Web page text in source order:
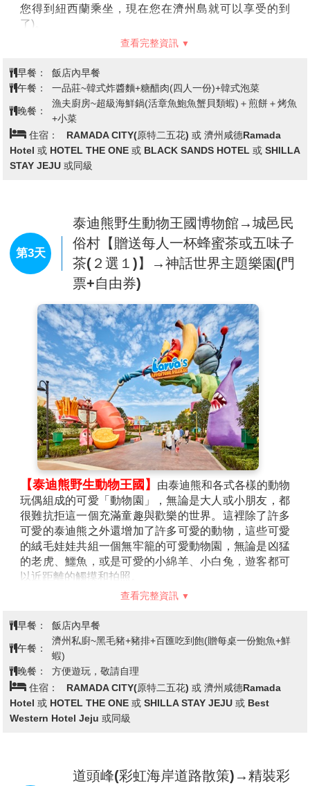
您得到紐西蘭乘坐，現在您在濟州島就可以享受的到
了)。
【山茶花之丘Camellia Hill】位於西歸浦市安德面
界上最大的山茶花、花期最早的山茶花，以及散發香味
的山茶花，共計有500多種、6000多株的山茶花樹聚集
在此。Camellia Hill除了山茶花外，還種植了椰子樹等
各種造型樹，為一造景樹木園。
【噢雪綠茶博物館】韓國有名的名茶牌子雪綠茶的製
造企業(株)太平洋開設的綠茶博物館。博物館佔地1650
平方米，包含了茶的文化等方面。濟州島早晚溫差大，
【摩托車特技秀】作此類表演全世界共二組人，其中
一組位於濟州島表演，驚險刺激的演出，必定讓您血脈
噴張，在一個小時的演出中還有空中飛人、民俗雜技和
大車輪等表演，保證讓您大呼過癮，不虛此行。※註：若
遇秀休館或滿座，行程將作先後順序調整，不便之處敬請見諒！
【蓮洞商圈】此處為濟州市最繁華區域，各式精品、
服飾商店林立，如國知名品牌NIKE、ADIDAES、
FLLA…等，物美價廉；另外在大街小巷內還有各式小
吃店、小酒館，讓您可以品嚐到濟州的特色小吃。
查看完整資訊
早餐：
飯店內早餐
午餐：
一品莊~韓式炸醬麵+糖醋肉(四人一份)+韓式泡菜
晚餐：
漁夫廚房~超級海鮮鍋(活章魚鮑魚蟹貝類蝦)＋煎餅＋烤魚
+小菜
住宿：
RAMADA CITY(原特二五花) 或 濟州咸德Ramada
Hotel 或 HOTEL THE ONE 或 BLACK SANDS HOTEL 或 SHILLA
STAY JEJU 或同級
第3天
泰迪熊野生動物王國博物館→城邑民
俗村【贈送每人一杯蜂蜜茶或五味子
茶(２選１)】→神話世界主題樂園(門
票+自由券)
【泰迪熊野生動物王國】
由泰迪熊和各式各樣的動物
玩偶組成的可愛「動物園」，無論是大人或小朋友，都
很難抗拒這一個充滿童趣與歡樂的世界。這裡除了許多
可愛的泰迪熊之外還增加了許多可愛的動物，這些可愛
的絨毛娃娃共組一個無牢籠的可愛動物園，無論是凶猛
的老虎、鱷魚，或是可愛的小綿羊、小白兔，遊客都可
以近距離的觸摸和拍照。
這裡現有400餘棟房屋，被指定為韓國
牆，以及用“丁囊”取代門戶的民宅，質樸可愛，至今仍
有人在這裡居住生活。註：民俗村內特有土產品、馬骨粉、蜂
蜜、五味子茶，提供貴賓自行衡量購買。
【神話世界主題樂園】
有15個遊樂設施與景點，特色的主題樂園，其中，和兒
童們喜歡的 TUBAn 公司合作的卡通主題樂園包含三個
主題區，分別為「視界之港」，「爆笑蟲子的冒險
查看完整資訊
早餐： 飯店內早餐
午餐：
濟州私廚~黑毛豬+豬排+百匯吃到飽(贈每桌一份鮑魚+鮮
蝦)
晚餐：
方便遊玩，敬請自理
住宿：
RAMADA CITY(原特二五花) 或 濟州咸德Ramada
Hotel 或 HOTEL THE ONE 或 SHILLA STAY JEJU 或 Best
Western Hotel Jeju 或同級
道頭峰(彩虹海岸道路散策)→精裝彩